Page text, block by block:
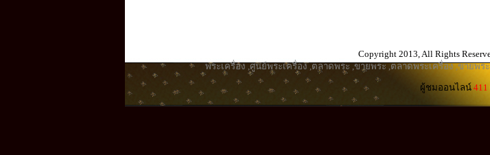
Copyright 2013, All Rights
พระเครื่อง ,ศูนย์พระเครื่อง,ตลาดพระ ,ขายพระ ,ตลาดพระเครื่อง ,ขายพร
ผู้ชมออนไลน์ 411